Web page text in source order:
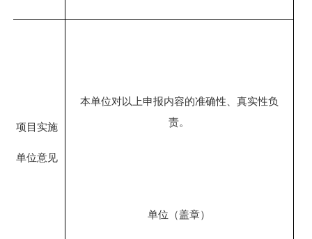
项目实施
单位意见
本单位对以上申报内容的准确性、真实性负
责。
单位（盖章）